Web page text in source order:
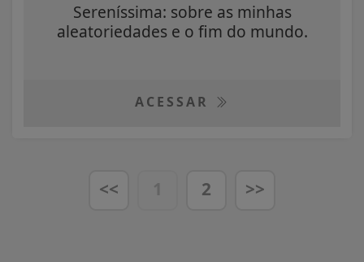
Sereníssima: sobre as minhas
aleatoriedades e o fim do mundo.
ACESSAR
<< 1 2 >>